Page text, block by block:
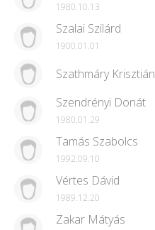
1980.10.13
Szalai Szilárd
1900.01.01
Szathmáry Krisztián
Szendrényi Donát
1980.01.29
Tamás Szabolcs
1992.09.10
Vértes Dávid
1989.12.20
Zakar Mátyás